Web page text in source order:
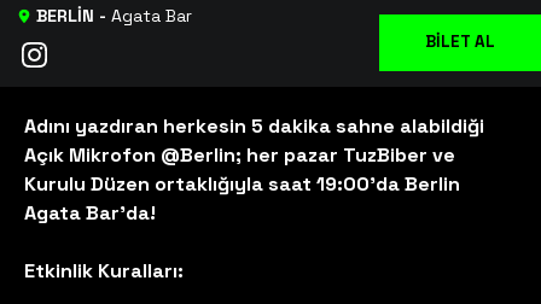
BERLİN - Agata Bar
BİLET AL
Adını yazdıran herkesin 5 dakika sahne alabildiği
Açık Mikrofon @Berlin; her pazar TuzBiber ve
Kurulu Düzen ortaklığıyla saat 19:00’da Berlin
Agata Bar'da!
Etkinlik Kuralları: